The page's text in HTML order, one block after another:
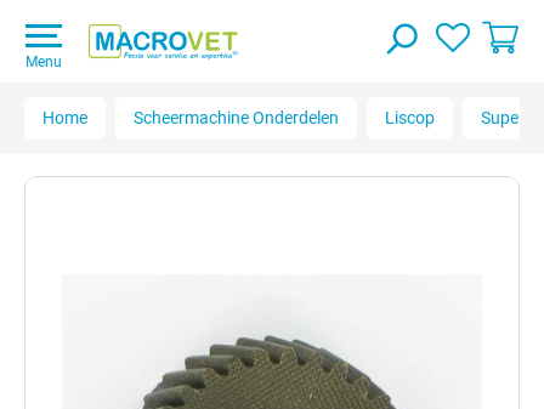
Menu
Home Scheermachine Onderdelen Liscop Super